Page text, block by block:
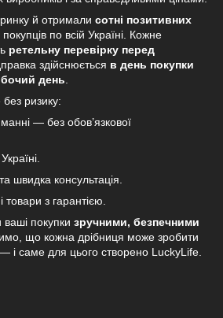
й отримали сотні позитивних
по всій Україні. Кожне
ретельну перевірку перед
здійснюється в день покупки
день
ризику:
— без обов’язкової
швидка консультація.
товари з гарантією.
покупки зручними, безпечними
що кожна дрібниця може зробити
і саме для цього створено LuckyLife.